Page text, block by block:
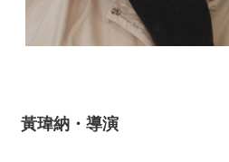
黃瑋納・導演